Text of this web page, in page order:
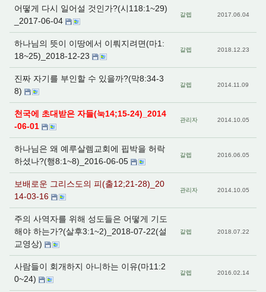
어떻게 다시 일어설 것인가?(시118:1~29)
_2017-06-04
갈렙 2017.06.04
하나님의 뜻이 이땅에서 이뤄지려면(마1:
18~25)_2018-12-23
갈렙 2018.12.23
진짜 자기를 부인할 수 있을까?(막8:34-3
8)
갈렙 2014.11.09
천국에 초대받은 자들(눅14;15-24)_2014
-06-01
관리자 2014.10.05
하나님은 왜 예루살렘교회에 핍박을 허락
하셨나?(행8:1~8)_2016-06-05
갈렙 2016.06.05
보배로운 그리스도의 피(출12;21-28)_20
14-03-16
관리자 2014.10.05
주의 사역자를 위해 성도들은 어떻게 기도
해야 하는가?(살후3:1~2)_2018-07-22(설
교영상)
갈렙 2018.07.22
사람들이 회개하지 아니하는 이유(마11:2
0~24)
갈렙 2016.02.14